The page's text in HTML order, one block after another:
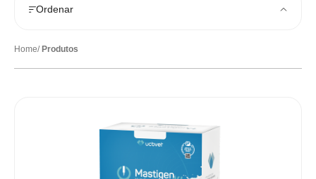
Home Produtos
Ordenar